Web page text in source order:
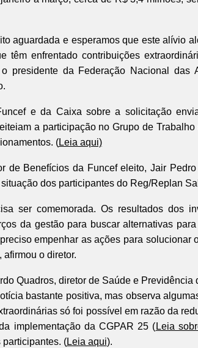
aguardada e esperamos que este alívio
têm enfrentado contribuições
presidente da Federação Nacional das
e da Caixa sobre a solicitação
a participação no Grupo de
(Leia aqui)
de Benefícios da Funcef eleito, Jair
dos participantes do Reg/Replan
ser comemorada. Os resultados dos
da gestão para buscar alternativas
empenhar as ações para solucionar
o diretor.
Quadros, diretor de Saúde e
bastante positiva, mas observa
só foi possível em razão da
implementação da CGPAR 25 ( Leia
participantes. (Leia aqui).